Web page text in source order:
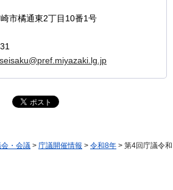
市橘通東2丁目10番1号
・会議 > 庁議開催情報 > 令和8年 > 第4回庁議令和